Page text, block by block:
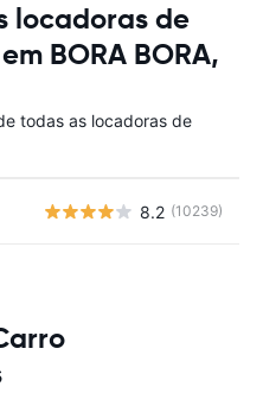
locadoras de
BORA BORA,
todas as locadoras de
8.2 (10239)